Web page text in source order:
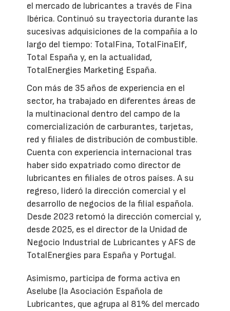
el mercado de lubricantes a través de Fina
Ibérica. Continuó su trayectoria durante las
sucesivas adquisiciones de la compañía a lo
largo del tiempo: TotalFina, TotalFinaElf,
Total España y, en la actualidad,
TotalEnergies Marketing España.
Con más de 35 años de experiencia en el
sector, ha trabajado en diferentes áreas de
la multinacional dentro del campo de la
comercialización de carburantes, tarjetas,
red y filiales de distribución de combustible.
Cuenta con experiencia internacional tras
haber sido expatriado como director de
lubricantes en filiales de otros países. A su
regreso, lideró la dirección comercial y el
desarrollo de negocios de la filial española.
Desde 2023 retomó la dirección comercial y,
desde 2025, es el director de la Unidad de
Negocio Industrial de Lubricantes y AFS de
TotalEnergies para España y Portugal.
Asimismo, participa de forma activa en
Aselube (la Asociación Española de
Lubricantes, que agrupa al 81% del mercado